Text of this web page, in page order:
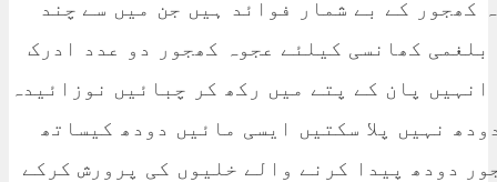
کھجور کے بے شمار فوائد ہیں جن میں سے چند
کھانسی کیلئے عجوہ کھجور دو عدد ادرک
پان کے پتے میں رکھ کر چبائیں نوزائیدہ
نہیں پلا سکتیں ایسی مائیں دودھ کیساتھ
دودھ پیدا کرنے والے خلیوں کی پرورش کرکے